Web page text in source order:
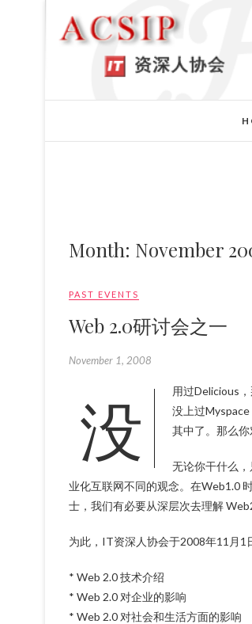
Month: November
PAST EVENTS
Web 2.0研讨会之一
November 1, 2008
没 用过Delicious，那你也许用过Flickr；没听过豆瓣，那你也许听过鲜果；没看过土豆，那你也许看过Youtube；
没上过
其中了。那么
无论你干什么
业化互联网不同的观念。在Web1.0
士，我们有必要从深层次去理解
为此，IT资深人协会于2008年11月1
* Web 2.0 技术介绍
* Web 2.0 对企业的影响
* Web 2.0 对社会和生活方面的影响